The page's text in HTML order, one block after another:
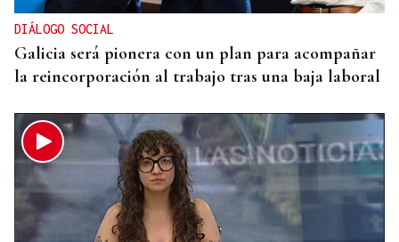
DIÁLOGO SOCIAL
Galicia será pionera con un plan para acompañar
la reincorporación al trabajo tras una baja laboral